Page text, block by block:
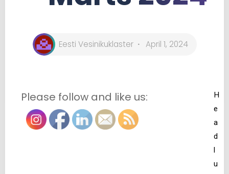
Eesti Vesinikuklaster April 1, 2024
Please follow and like us:
H
e
a
d
l
u